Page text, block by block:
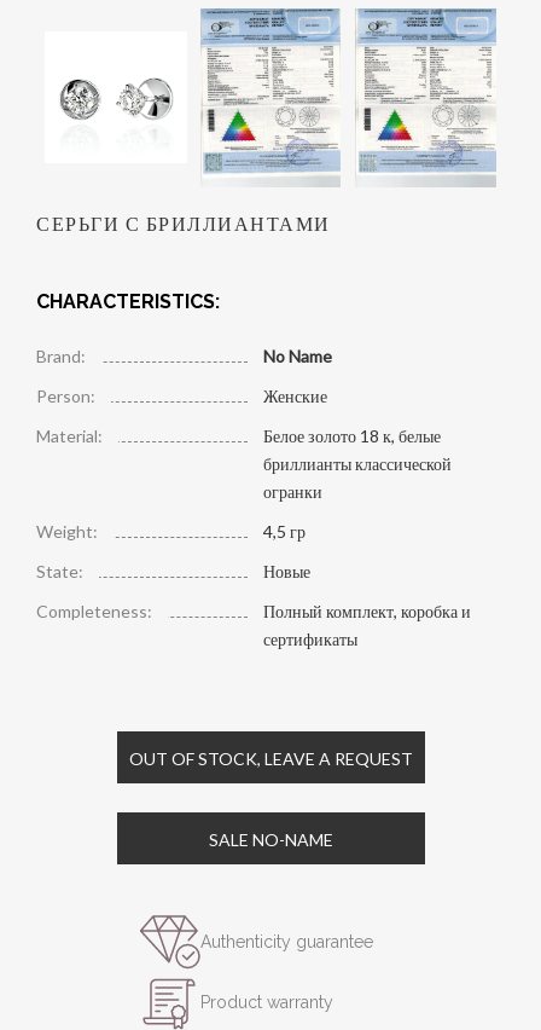
СЕРЬГИ С БРИЛЛИАНТАМИ
CHARACTERISTICS:
Brand:
No Name
Person:
Женские
Material:
Белое золото 18 к, белые
бриллианты классической
огранки
Weight:
4,5 гр
State:
Новые
Completeness:
Полный комплект, коробка и
сертификаты
OUT OF STOCK, LEAVE A REQUEST
SALE NO-NAME
Authenticity guarantee
Product warranty